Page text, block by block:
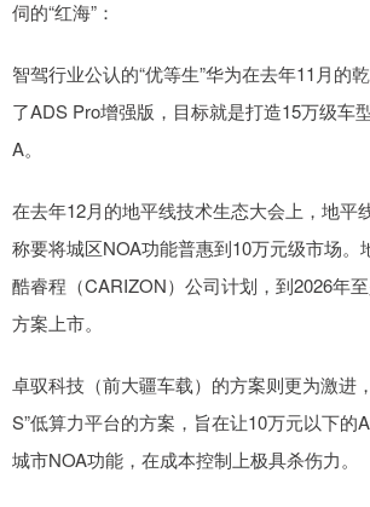
伺的“红海”：
智驾行业公认的“优等生”华为在去年11月的
了ADS Pro增强版，目标就是打造15万级车
A。
在去年12月的地平线技术生态大会上，地平
称要将城区NOA功能普惠到10万元级市场。
酷睿程（CARIZON）公司计划，到2026年
方案上市。
卓驭科技（前大疆车载）的方案则更为激进
S”低算力平台的方案，旨在让10万元以下的
城市NOA功能，在成本控制上极具杀伤力。